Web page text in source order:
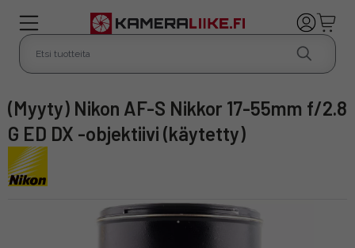
(Myyty) Nikon AF-S Nikkor 17-55mm f/2.8
G ED DX -objektiivi (käytetty)